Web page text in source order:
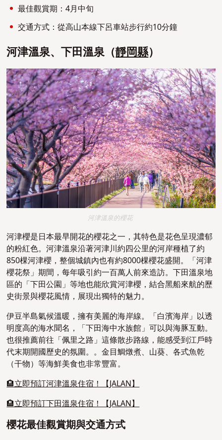
最佳觀賞期：4月中旬
交通方式：從高山本線下呂車站步行約10分鐘
河津溫泉、下田溫泉（靜岡縣）
河津溫泉的櫻花
河津櫻是日本最早開花的櫻花之一，其特色是花色呈現濃郁
的粉紅色。河津溫泉沿著河津川約四公里的河岸種植了約
850棵河津櫻，整個城鎮內也有約8000棵櫻花盛開。「河津
櫻花祭」期間，每年吸引約一百萬人前來造訪。下田溫泉地
區的「下田公園」等地也能欣賞河津櫻，結合黑船來航的歷
史街景與櫻花風情，展現出獨特的魅力。
伊豆半島氣候溫暖，擁有美麗的海岸線。「白濱海岸」以透
明度高的海水聞名，「下田海中水族館」可以與海豚互動。
也很推薦前往「佩里之路」這條散步路線，能感受到江戶時
代末期開國歷史的氛圍。。金目鯛燉煮、山葵、各式魚乾
（干物）等海鮮美食也非常豐富。
🏨立即預訂河津溫泉住宿！【JALAN】
🏨立即預訂下田溫泉住宿！【JALAN】
櫻花最佳觀賞期與交通方式